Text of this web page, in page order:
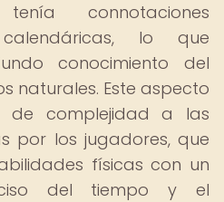
connotaciones
lo que
conocimiento del
naturales. Este aspecto
complejidad a las
por los jugadores, que
físicas con un
del tiempo y el